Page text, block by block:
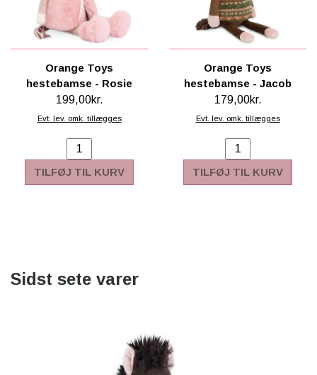
Orange Toys
hestebamse - Rosie
199,00kr.
Evt. lev. omk. tillægges
TILFØJ TIL KURV
Orange Toys
hestebamse - Jacob
179,00kr.
Evt. lev. omk. tillægges
TILFØJ TIL KURV
Sidst sete varer